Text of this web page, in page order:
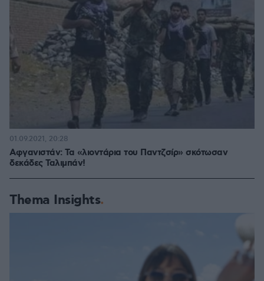
Αφγανιστάν: Τα «λιοντάρια του Παντζσίρ» σκότωσαν
δεκάδες Ταλιμπάν!
01.09.2021, 20:28
Thema Insights